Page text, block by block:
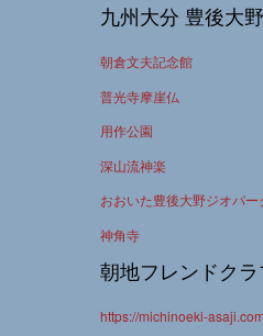
九州大分 豊後大
朝倉文夫記念館
普光寺摩崖仏
用作公園
深山流神楽
おおいた豊後大野ジオパー
神角寺
朝地フレンドク
https://michinoeki-